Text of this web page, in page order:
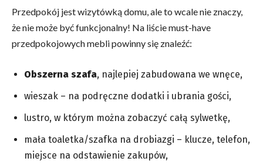
Przedpokój jest wizytówką domu, ale to wcale nie znaczy,
że nie może być funkcjonalny! Na liście must-have
przedpokojowych mebli powinny się znaleźć:
Obszerna szafa, najlepiej zabudowana we wnęce,
wieszak – na podręczne dodatki i ubrania gości,
lustro, w którym można zobaczyć całą sylwetkę,
mała toaletka/szafka na drobiazgi – klucze, telefon,
miejsce na odstawienie zakupów,